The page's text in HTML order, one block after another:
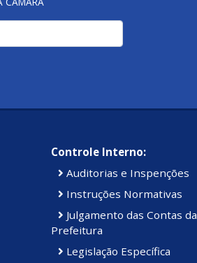
Controle Interno:
Auditorias e Inspenções
Instruções Normativas
Julgamento das Contas da
Prefeitura
Legislação Específica